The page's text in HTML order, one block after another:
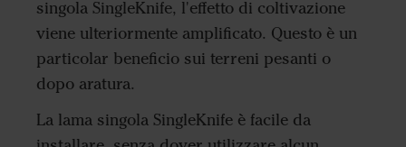
singola SingleKnife, l'effetto di coltivazione
viene ulteriormente amplificato. Questo è un
particolar beneficio sui terreni pesanti o
dopo aratura.
La lama singola SingleKnife è facile da